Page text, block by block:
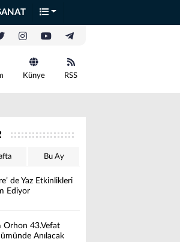
Künye RSS
Bu Ay
de Yaz Etkinlikleri
Ediyor
Orhon 43.Vefat
Anılacak